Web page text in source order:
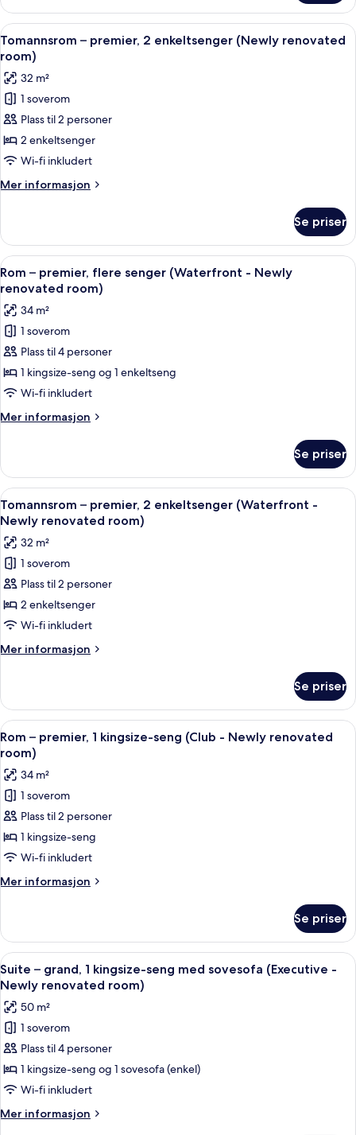
renovated
room)
–
premier,
1
kingsize-
(Newly
renovated
room)
Åpne
alle
bildene
av
Tomannsrom
–
premier,
2
enkeltsenger
(Newly
room)
Minibar, safe på rommet,
7
Tomannsrom – premier, 2 enkeltsenger (Newly renovated
room)
32 m²
1 soverom
Plass til 2 personer
2 enkeltsenger
Wi-fi inkludert
Mer informasjon
Mer
–
premier,
2
enkeltsenger
renovated
room)
Se priser
Åpne
alle
bildene
av
Rom
–
premier,
flere
senger
(Waterfront
Newly
renovated
room)
Rom – premier, flere senger
10
Rom – premier, flere senger (Waterfront - Newly
renovated room)
34 m²
1 soverom
Plass til 4 personer
1 kingsize-seng og 1 enkeltseng
Wi-fi inkludert
Mer informasjon
Mer
–
premier,
flere
senger
(Waterfront
Newly
renovated
room)
Se priser
Åpne
alle
bildene
av
Tomannsrom
–
premier,
2
enkeltsenger
(Waterfront
Newly
renovated
room)
Minibar, safe på rommet,
9
Tomannsrom – premier, 2 enkeltsenger (Waterfront -
Newly renovated room)
32 m²
1 soverom
Plass til 2 personer
2 enkeltsenger
Wi-fi inkludert
Mer informasjon
Mer
–
premier,
2
enkeltsenger
(Waterfront
Newly
renovated
room)
Se priser
Åpne
alle
bildene
av
Rom
–
premier,
1
kingsize-
seng
-
Newly
renovated
room)
Minibar, safe på rommet,
13
Rom – premier, 1 kingsize-seng (Club - Newly renovated
room)
34 m²
1 soverom
Plass til 2 personer
1 kingsize-seng
Wi-fi inkludert
Mer informasjon
Mer
–
premier,
1
kingsize-
(Club
Newly
renovated
room)
Se priser
Åpne
alle
bildene
av
Suite
–
grand,
1
kingsize-
seng
Suite – grand, 1 kingsize-seng med
18
Suite – grand, 1 kingsize-seng med sovesofa (Executive -
Newly renovated room)
50 m²
1 soverom
Plass til 4 personer
1 kingsize-seng og 1 sovesofa (enkel)
Wi-fi inkludert
Mer informasjon
Mer